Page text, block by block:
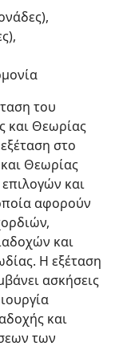
του
και Θεωρίας
στο
Θεωρίας
και
αφορούν
και
Η εξέταση
ασκήσεις
και
των